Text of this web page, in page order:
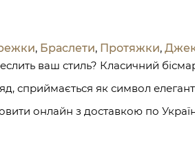
, Браслети, Протяжки,
ваш стиль? Класичний
як символ
онлайн з доставкою по